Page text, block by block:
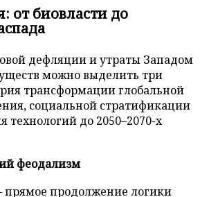
от биовласти до
дефляции и утраты Западом
можно выделить три
трансформации глобальной
социальной стратификации
технологий до 2050–2070-х
феодализм
прямое продолжение логики